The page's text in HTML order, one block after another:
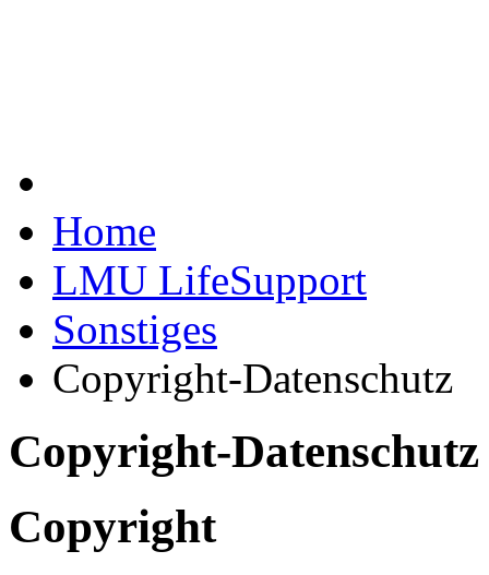
Home
LMU LifeSupport
Sonstiges
Copyright-Datenschutz
Copyright-Datenschutz
Copyright